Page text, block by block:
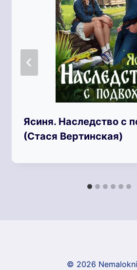
Ясиня. Наследство с
(Стася Вертинская)
© 2026